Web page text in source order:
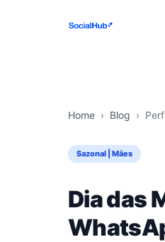
Home › Blog ›
Sazonal | Mães
Dia das